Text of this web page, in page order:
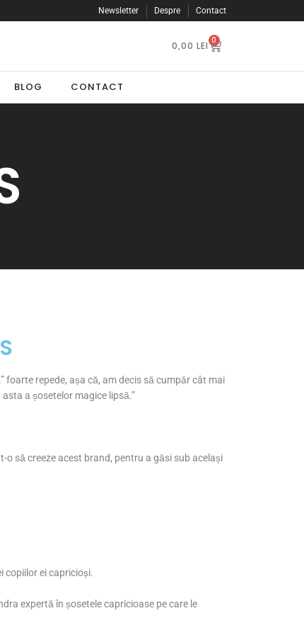
Plăți securizate
Newsletter Despre Contact
0,00 LEI 0
BLOG CONTACT
foarte repede, așa că, am decis să cumpăr cât mai
a șosetelor magice lipsă.”
să creeze acest brand, pentru a găsi sub același
copiilor ei capricioși.
expertă în șosetele capricioase pe care le